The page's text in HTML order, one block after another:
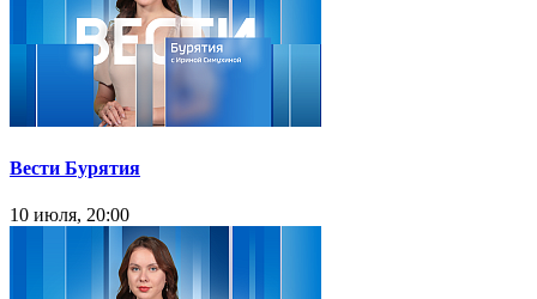
Вести Бурятия
10 июля, 20:00